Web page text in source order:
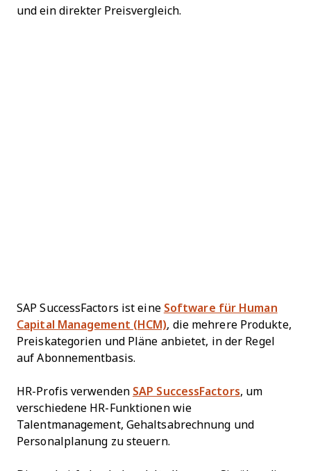
und ein direkter Preisvergleich.
SAP SuccessFactors ist eine Software für Human
Capital Management (HCM), die mehrere Produkte,
Preiskategorien und Pläne anbietet, in der Regel
auf Abonnementbasis.
HR-Profis verwenden SAP SuccessFactors, um
verschiedene HR-Funktionen wie
Talentmanagement, Gehaltsabrechnung und
Personalplanung zu steuern.